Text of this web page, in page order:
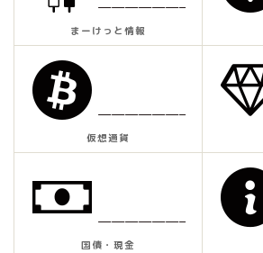
——————–
まーけっと情報
——————–
仮想通貨
——————–
国債・現金